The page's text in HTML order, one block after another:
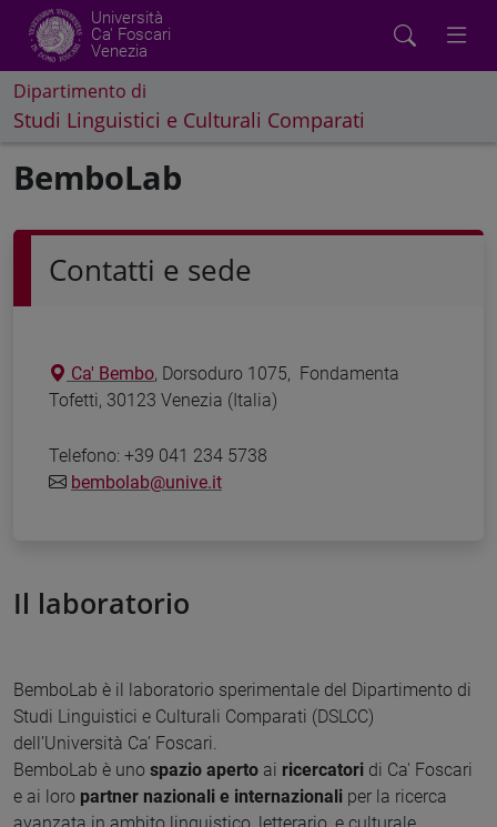
Università
Ca' Foscari
Venezia
Dipartimento di
Studi Linguistici e Culturali Comparati
BemboLab
Contatti e sede
Ca' Bembo, Dorsoduro 1075, Fondamenta
Tofetti, 30123 Venezia (Italia)
Telefono: +39 041 234 5738
bembolab@unive.it
Il laboratorio
BemboLab è il laboratorio sperimentale del Dipartimento di
Studi Linguistici e Culturali Comparati (DSLCC)
dell’Università Ca’ Foscari.
BemboLab è uno spazio aperto ai ricercatori di Ca' Foscari
e ai loro partner nazionali e internazionali per la ricerca
avanzata in ambito linguistico, letterario, e culturale.